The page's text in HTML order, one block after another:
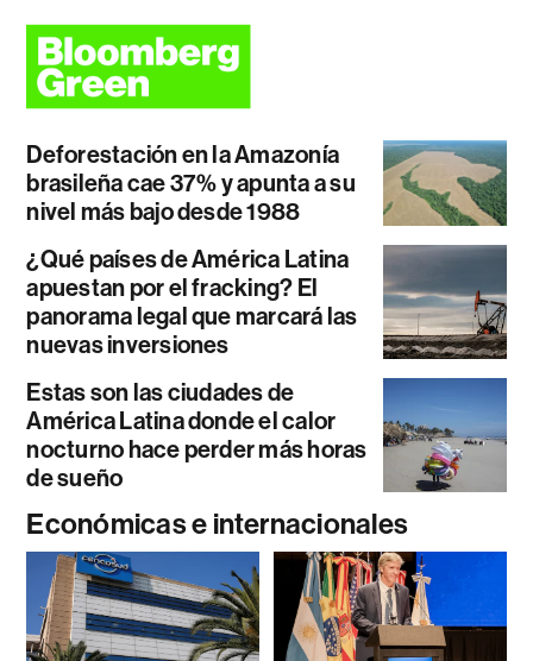
Deforestación en la Amazonía
brasileña cae 37% y apunta a su
nivel más bajo desde 1988
¿Qué países de América Latina
apuestan por el fracking? El
panorama legal que marcará las
nuevas inversiones
Estas son las ciudades de
América Latina donde el calor
nocturno hace perder más horas
de sueño
Económicas e internacionales